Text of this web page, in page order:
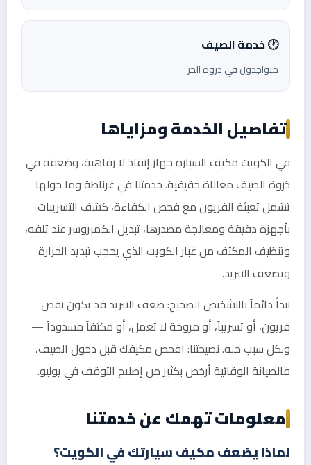
🕐 خدمة الصيف
متواجدون في ذروة الحر
تفاصيل الخدمة ومزاياها
في الكويت مكيف السيارة جهاز إنقاذ لا رفاهية، وضعفه في
ذروة الصيف معاناة حقيقية. خدمتنا في غرناطة وما حولها
تشمل تعبئة الفريون مع فحص الكفاءة، كشف التسريبات
بأجهزة دقيقة ومعالجة مصدرها، تبديل الكمبروسر عند تلفه،
وتنظيف المكثف من غبار الكويت الذي يحجب تبديد الحرارة
ويضعف التبريد.
نبدأ دائماً بالتشخيص الصحيح: ضعف التبريد قد يكون نقص
فريون، أو تسريباً، أو مروحة لا تعمل، أو مكثفاً مسدوداً —
ولكل سبب حله. نصيحتنا: افحص مكيفك قبل دخول الصيف،
فالصيانة الوقائية أرخص بكثير من إصلاح التوقف في يوليو.
معلومات تهمك عن خدمتنا
لماذا يضعف مكيف سيارتك في الكويت؟